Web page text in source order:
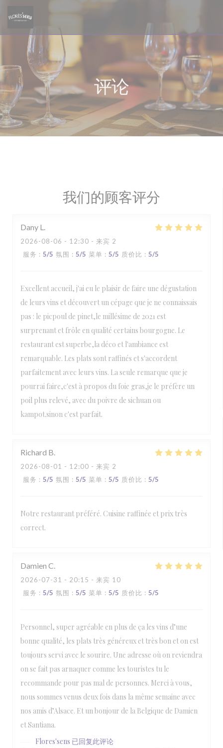
评论
我们的顾客评分
Dany L
2026-08-06 - 12:30 - 来宾 2
服务 : 5/5 氛围 : 5/5 菜单 : 5/5 质价比 : 5/5
Excellent accueil, j'ai eu le plaisir de faire une dégustation
de leurs vins et découvert un cépage que je ne connaissais
pas : le picpoul de pinet,le millésime de 2021 est
surprenant et frôle en qualité certains bourgogne. Le
restaurant est superbe,la déco et l'ambiance est
remarquable. Les plats sont raffinés et s'accordent
parfaitement avec leurs vins. La seule remarque que je
pourrai faire,c'est à propos du foie gras,je le préfère un
poil plus relevé, avec du poivre de sichuan ou
kampot.sinon c'est parfait.
Richard B
2026-08-01 - 12:00 - 来宾 2
服务 : 5/5 氛围 : 5/5 菜单 : 5/5 质价比 : 5/5
Notre restaurant préféré. Cuisine raffinée et prix très
correct.
Damien C
2026-07-31 - 20:15 - 来宾 10
服务 : 5/5 氛围 : 5/5 菜单 : 5/5 质价比 : 5/5
Personnel, super agréable en plus de ça les vins d’une
bonne qualité, les plats très généreux et très bon et on est
toujours servi avec le sourire. Une adresse où on reviendra
on se fait pas arnaquer comme les touristes tu le
recommande pour pas mal de personnes. Merci à vous,
nous sommes venus deux fois dans la même semaine avec
nos amis d’Alsace. Et un bonjour de la Belgique de Damien
et Santiana.
Flores'sens 已回复此评论